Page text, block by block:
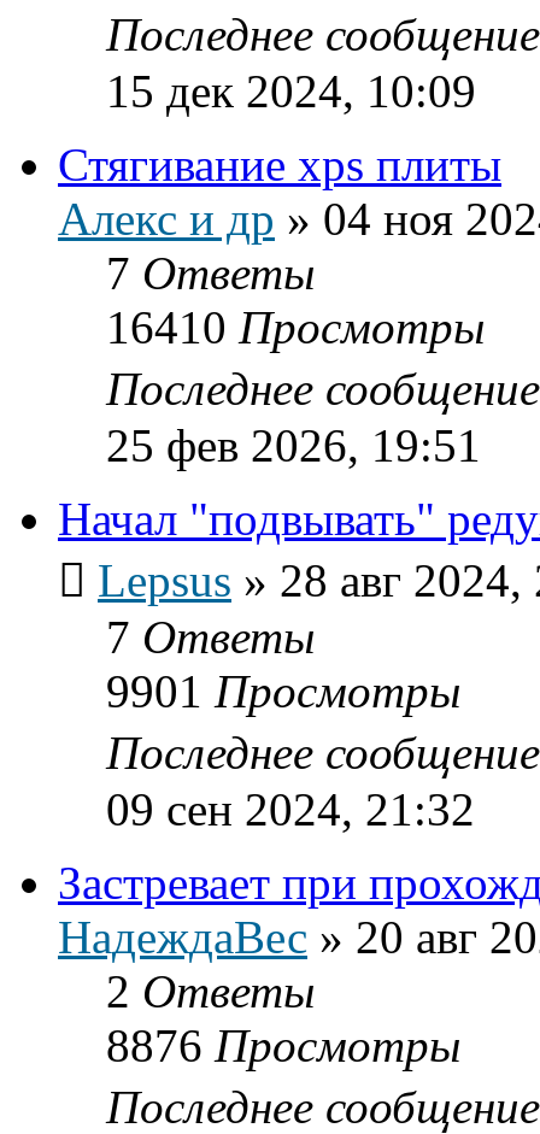
Последнее
15 дек 2024, 10:09
Стягивание xps плиты
Алекс и др » 04 ноя
7 Ответы
16410 Просмотры
Последнее
25 фев 2026, 19:51
Начал "подвывать"
Lepsus » 28 авг 2024,
7 Ответы
9901 Просмотры
Последнее
09 сен 2024, 21:32
Застревает при
НадеждаВес » 20 авг
2 Ответы
8876 Просмотры
Последнее